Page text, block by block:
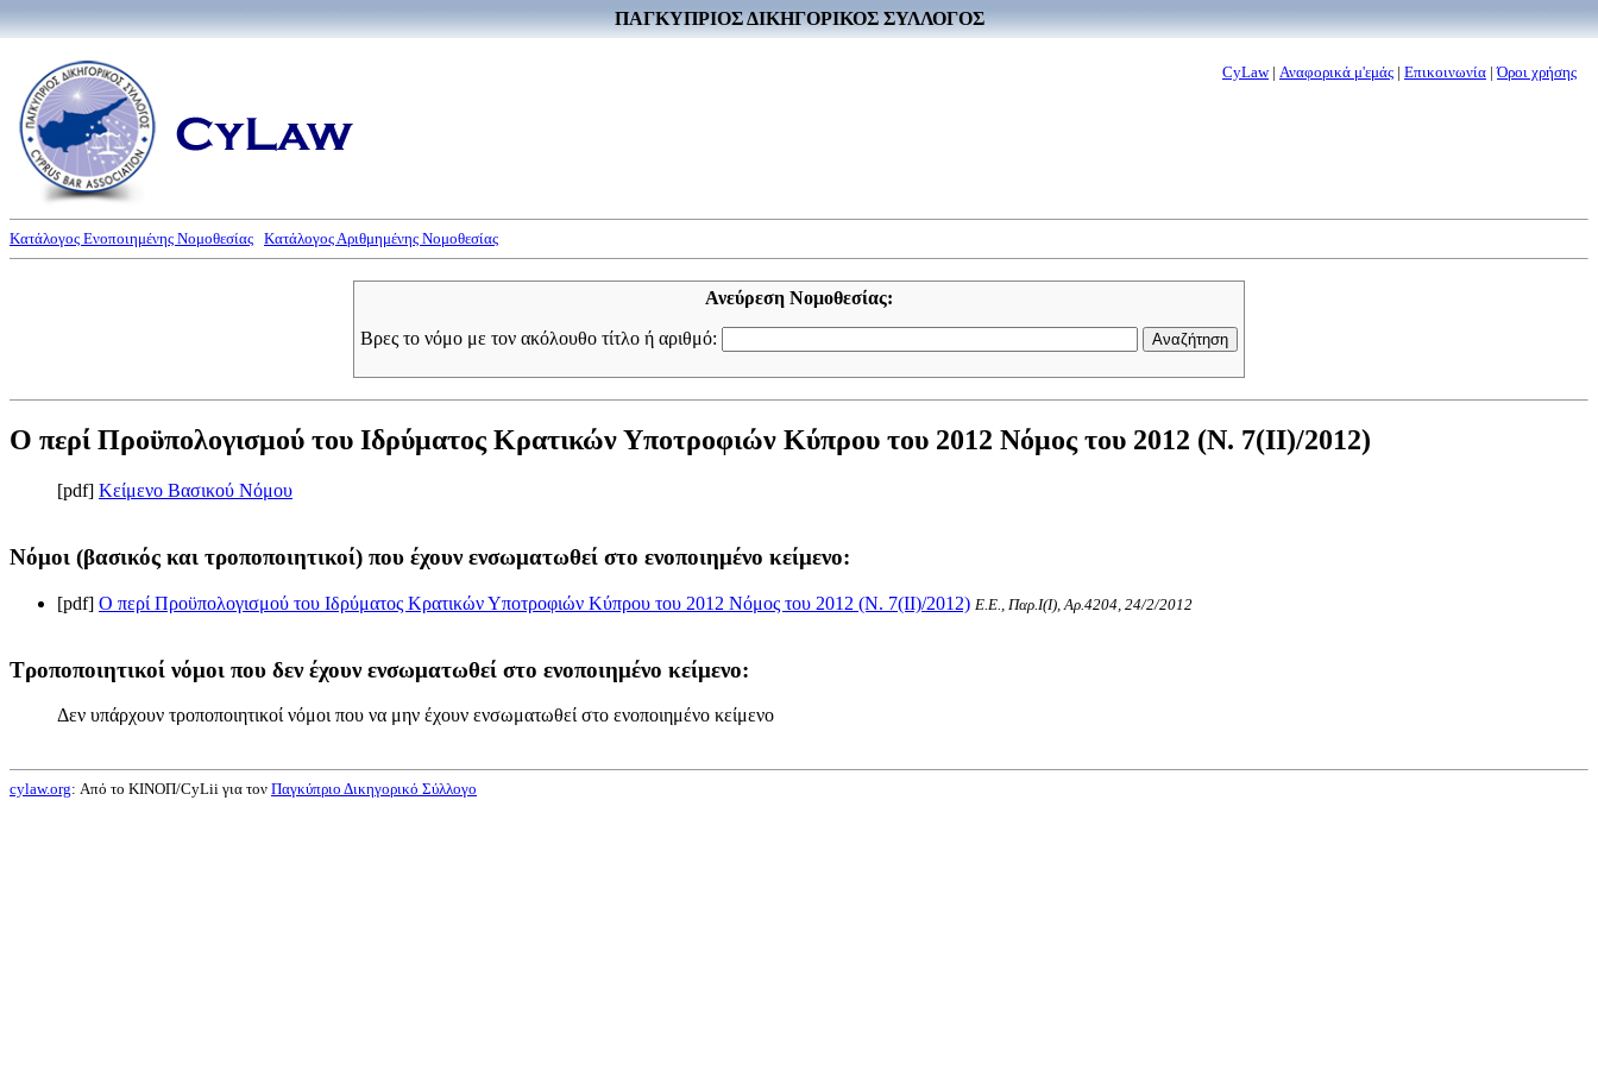
ΠΑΓΚΥΠΡΙΟΣ ΔΙΚΗΓΟΡΙΚΟΣ ΣΥΛΛΟΓΟΣ
CyLaw| Αναφορικά μ'εμάς | Επικοινωνία |Όροι χρήσης
Κατάλογος Ενοποιημένης Νομοθεσίας Κατάλογος Αριθμημένης Νομοθεσίας
Ανεύρεση Νομοθεσίας:
Βρες το νόμο με τον ακόλουθο τίτλο ή αριθμό:
Ο περί Προϋπολογισμού του Ιδρύματος Κρατικών Υποτροφιών Κύπρου του 2012 Νόμος του 2012 (Ν. 7(II)/2012)
[pdf] Κείμενο Βασικού Νόμου
Νόμοι (βασικός και τροποποιητικοί) που έχουν ενσωματωθεί στο ενοποιημένο κείμενο:
[pdf] Ο περί Προϋπολογισμού του Ιδρύματος Κρατικών Υποτροφιών Κύπρου του 2012 Νόμος του 2012 (Ν. 7(II)/2012) Ε.Ε., Παρ.Ι(I), Αρ.4204, 24/2/2012
Τροποποιητικοί νόμοι που δεν έχουν ενσωματωθεί στο ενοποιημένο κείμενο:
Δεν υπάρχουν τροποποιητικοί νόμοι που να μην έχουν ενσωματωθεί στο ενοποιημένο κείμενο
cylaw.org: Από το ΚΙΝOΠ/CyLii για τον Παγκύπριο Δικηγορικό Σύλλογο